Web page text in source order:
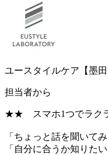
ユースタイルケア【墨
担当者から
★★ スマホ1つでラ
「ちょっと話を聞いてみ
「自分に合うか知りたい